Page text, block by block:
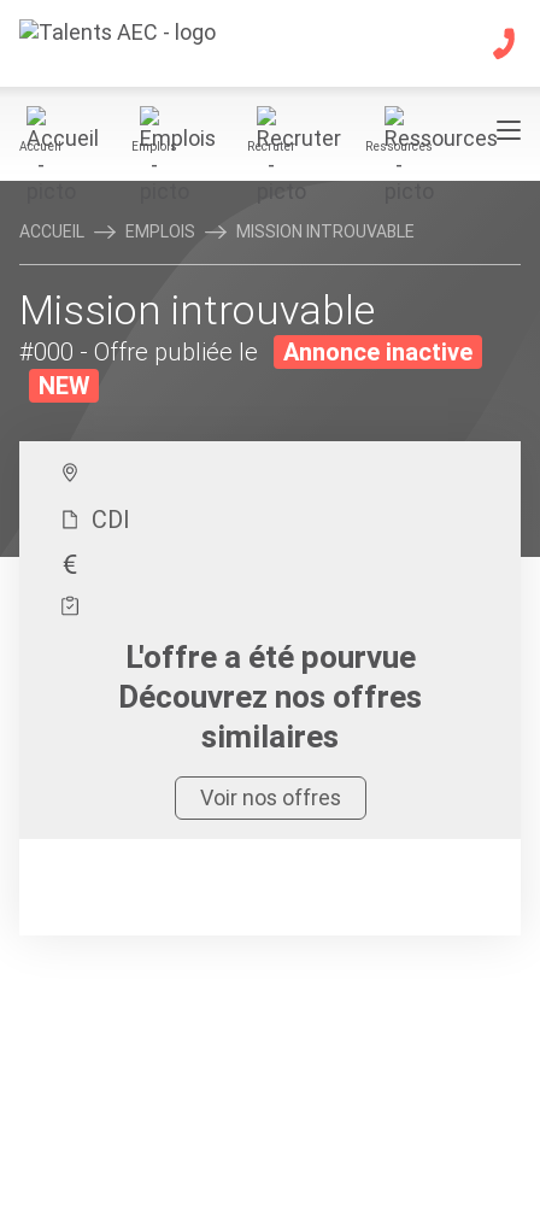
Accueil Emplois Recruter Ressources
ACCUEIL EMPLOIS MISSION INTROUVABLE
Mission introuvable
#000 - Offre publiée le
Annonce inactive
NEW
CDI
L'offre a été pourvue
Découvrez nos offres
similaires
Voir nos offres